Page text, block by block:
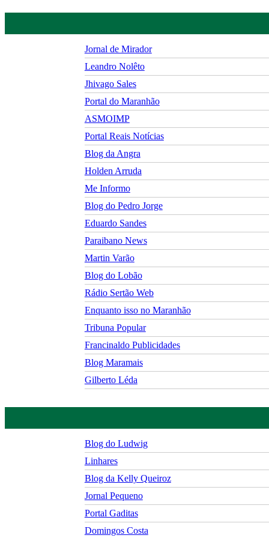
Jornal de Mirador
Leandro Nolêto
Jhivago Sales
Portal do Maranhão
ASMOIMP
Portal Reais Notí­cias
Blog da Angra
Holden Arruda
Me Informo
Blog do Pedro Jorge
Eduardo Sandes
Paraibano News
Martin Varão
Blog do Lobão
Rádio Sertão Web
Enquanto isso no Maranhão
Tribuna Popular
Francinaldo Publicidades
Blog Maramais
Gilberto Léda
Blog do Ludwig
Linhares
Blog da Kelly Queiroz
Jornal Pequeno
Portal Gaditas
Domingos Costa